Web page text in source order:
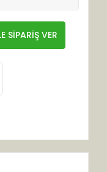
SİPARİŞ VER